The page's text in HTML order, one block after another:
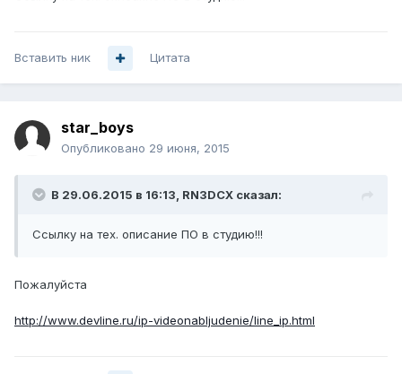
Вставить ник Цитата
star_boys
Опубликовано 29 июня, 2015
В 29.06.2015 в 16:13, RN3DCX сказал:
Ссылку на тех. описание ПО в студию!!!
Пожалуйста
http://www.devline.ru/ip-videonabljudenie/line_ip.html